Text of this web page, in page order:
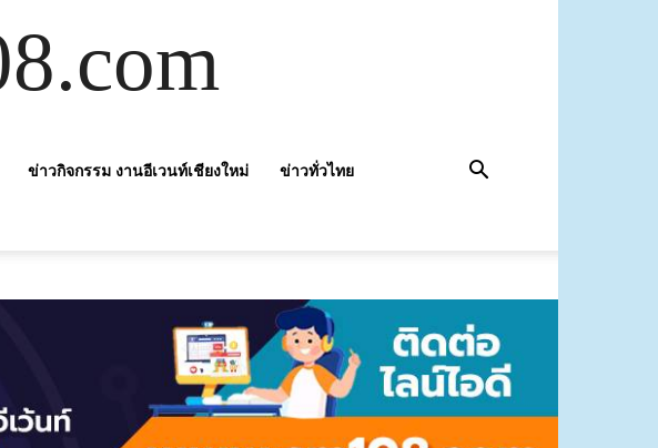
ข่าวกิจกรรม งานอีเวนท์เชียงใหม่ ข่าวทั่วไทย